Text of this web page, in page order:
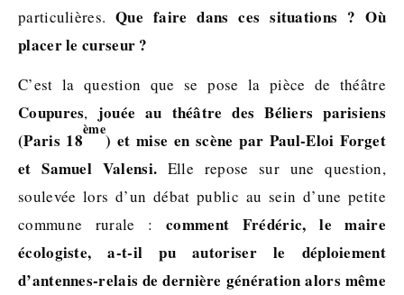
particulières.Que faire dans ces situations ? Où
placer le curseur ?
C’est la question que se pose la pièce de théâtre
Coupures, jouée au théâtre des Béliers parisiens
(Paris 18
ème
) et mise en scène par Paul-Eloi Forget
et Samuel Valensi. Elle repose sur une question,
soulevée lors d’un débat public au sein d’une petite
commune rurale :comment Frédéric, le maire
écologiste, a-t-il pu autoriser le déploiement
d’antennes-relais de dernière génération alors même